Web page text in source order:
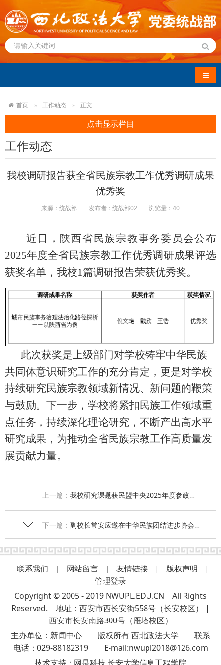
导航
首页 工作动态 正文
点击显示栏目
工作动态
我校调研报告获全省民族宗教工作优秀调研成果
优秀奖
来源：统战部 发布者：统战部02 浏览量： 40
近日，陕西省民族宗教事务委员会公布
2025年度全省民族宗教工作优秀调研成果评选
获奖名单，我校1篇调研报告荣获优秀奖。
此次获奖是上级部门对学校铸牢中华民族
共同体意识研究工作的充分肯定，更是对学校
持续研究民族宗教领域新情况、新问题的鞭策
与鼓励。下一步，学校将紧扣民族工作领域重
点任务， 持续深化理论研究，不断产出高水平
研究成果，为推动全省民族宗教工作高质量发
展贡献力量。
上一篇： 我校研究课题获民盟中央2025年度参政党理论研究课题二等奖
下一篇： 副校长常安应邀在中华民族团结进步协会专家工作委员会学术论坛作主旨讲座
联系我们 | 网站留言 | 友情链接 | 版权声明
|
管理登录
Copyright © 2005 - 2019 NWUPL.EDU.CN All Rights
Reserved. 地址：西安市西长安街558号（长安校区） |
西安市长安南路300号（雁塔校区）
主办单位：新闻中心 版权所有 西北政法大学 联系
电话：029-88182319 E-mail:nwupl2018@126.com
技术支持： 网是科技 长安大学信息工程学院